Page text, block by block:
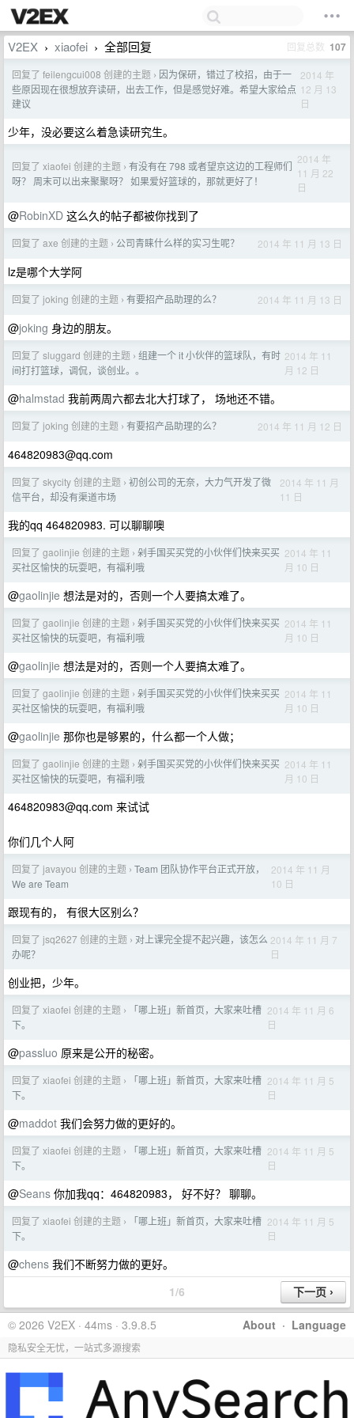
V2EX › xiaofei › 全部回复 回复总数 107
回复了 feilengcui008 创建的主题 › 因为保研，错过了校招，由于一
些原因现在很想放弃读研，出去工作，但是感觉好难。希望大家给点
建议
2014 年
12 月 13
日
少年，没必要这么着急读研究生。
回复了 xiaofei 创建的主题 › 有没有在 798 或者望京这边的工程师们
呀？ 周末可以出来聚聚呀？ 如果爱好篮球的，那就更好了！
2014 年
11 月 22
日
@RobinXD 这么久的帖子都被你找到了
回复了 axe 创建的主题 › 公司青睐什么样的实习生呢？ 2014 年 11 月 13 日
lz是哪个大学阿
回复了 joking 创建的主题 › 有要招产品助理的么？ 2014 年 11 月 13 日
@joking 身边的朋友。
回复了 sluggard 创建的主题 › 组建一个 it 小伙伴的篮球队，有时
间打打篮球，调侃，谈创业。。
2014 年 11
月 12 日
@halmstad 我前两周六都去北大打球了， 场地还不错。
回复了 joking 创建的主题 › 有要招产品助理的么？ 2014 年 11 月 12 日
464820983@qq.com
回复了 skycity 创建的主题 › 初创公司的无奈，大力气开发了微
信平台，却没有渠道市场
2014 年 11 月
11 日
我的qq 464820983. 可以聊聊噢
回复了 gaolinjie 创建的主题 › 剁手国买买党的小伙伴们快来买买
买社区愉快的玩耍吧，有福利哦
2014 年 11
月 10 日
@gaolinjie 想法是对的，否则一个人要搞太难了。
回复了 gaolinjie 创建的主题 › 剁手国买买党的小伙伴们快来买买
买社区愉快的玩耍吧，有福利哦
2014 年 11
月 10 日
@gaolinjie 想法是对的，否则一个人要搞太难了。
回复了 gaolinjie 创建的主题 › 剁手国买买党的小伙伴们快来买买
买社区愉快的玩耍吧，有福利哦
2014 年 11
月 10 日
@gaolinjie 那你也是够累的，什么都一个人做；
回复了 gaolinjie 创建的主题 › 剁手国买买党的小伙伴们快来买买
买社区愉快的玩耍吧，有福利哦
2014 年 11
月 10 日
464820983@qq.com 来试试
你们几个人阿
回复了 javayou 创建的主题 › Team 团队协作平台正式开放，
We are Team
2014 年 11 月
10 日
跟现有的， 有很大区别么？
回复了 jsq2627 创建的主题 › 对上课完全提不起兴趣，该怎么
办呢？
2014 年 11 月 7
日
创业把，少年。
回复了 xiaofei 创建的主题 ›
「哪上班」新首页，大家来吐槽
下。
2014 年 11 月 6
日
@passluo 原来是公开的秘密。
回复了 xiaofei 创建的主题 ›
「哪上班」新首页，大家来吐槽
下。
2014 年 11 月 5
日
@maddot 我们会努力做的更好的。
回复了 xiaofei 创建的主题 ›
「哪上班」新首页，大家来吐槽
下。
2014 年 11 月 5
日
@Seans 你加我qq：464820983， 好不好？ 聊聊。
回复了 xiaofei 创建的主题 ›
「哪上班」新首页，大家来吐槽
下。
2014 年 11 月 5
日
@chens 我们不断努力做的更好。
1/6
About · Language
© 2026 V2EX · 44ms · 3.9.8.5
隐私安全无忧，一站式多源搜索